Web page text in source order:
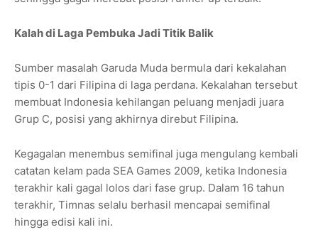
Kalah di Laga Pembuka Jadi Titik Balik
Sumber masalah Garuda Muda bermula dari kekalahan
tipis 0-1 dari Filipina di laga perdana. Kekalahan tersebut
membuat Indonesia kehilangan peluang menjadi juara
Grup C, posisi yang akhirnya direbut Filipina.
Kegagalan menembus semifinal juga mengulang kembali
catatan kelam pada SEA Games 2009, ketika Indonesia
terakhir kali gagal lolos dari fase grup. Dalam 16 tahun
terakhir, Timnas selalu berhasil mencapai semifinal
hingga edisi kali ini.